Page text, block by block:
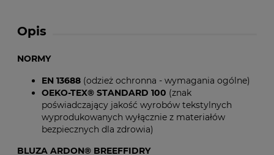
Opis
NORMY
EN 13688 (odzież ochronna - wymagania ogólne)
OEKO-TEX® STANDARD 100 (znak
poświadczający jakość wyrobów tekstylnych
wyprodukowanych wyłącznie z materiałów
bezpiecznych dla zdrowia)
BLUZA ARDON® BREEFFIDRY